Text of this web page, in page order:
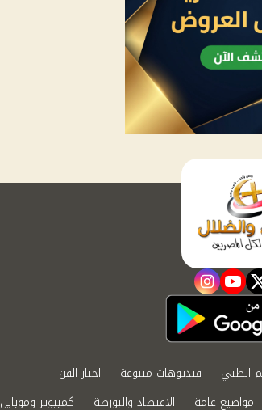
twitter
youtube
instagram
الطبي فيديوهات متنوعة
اخبار الفن
مواضيع عامة الاقتصاد والبورصة كمبيوتر وموبايل